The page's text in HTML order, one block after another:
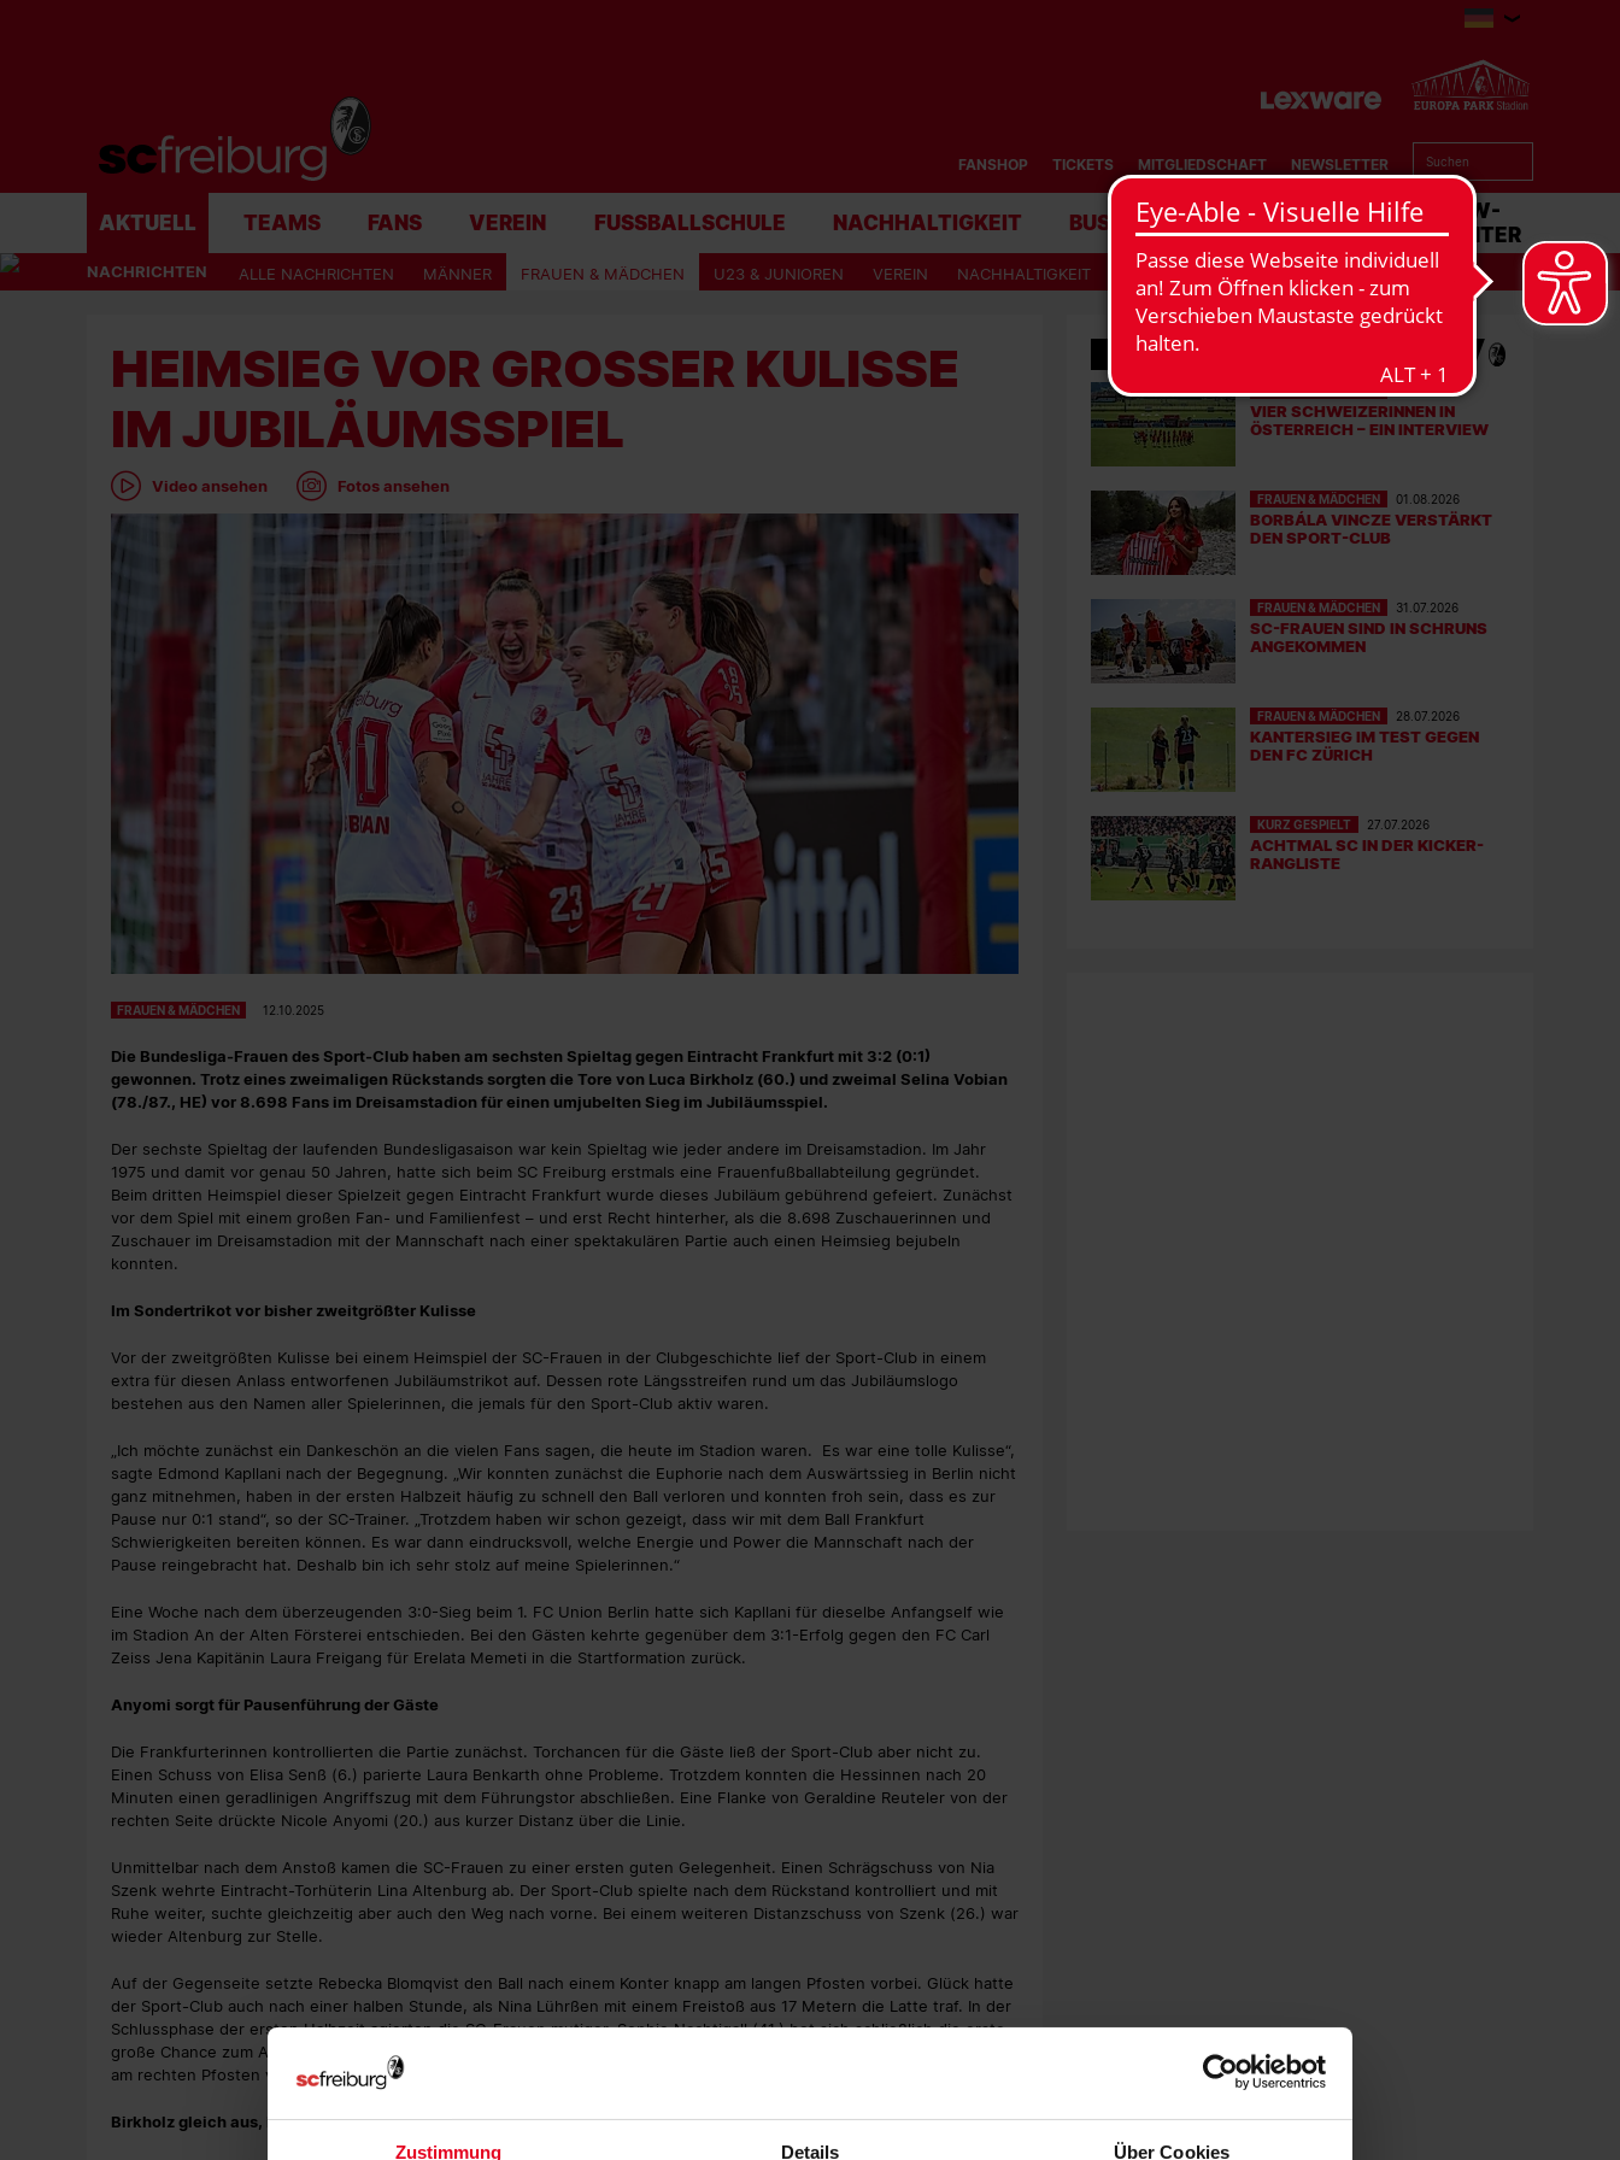
Zustimmung Details Über Cookies
FANSHOP TICKETS MITGLIEDSCHAFT NEWSLETTER
AKTUELL TEAMS FANS VEREIN FUSSBALLSCHULE NACHHALTIGKEIT BUSINESS STADION MATCHCENTER
NACHRICHTEN ALLE NACHRICHTEN MÄNNER FRAUEN & MÄDCHEN U23 & JUNIOREN VEREIN NACHHALTIGKEIT
HEIMSIEG VOR GROSSER KULISSE I
M JUBILÄUMSSPIEL
Video ansehen Fotos ansehen
FRAUEN & MÄDCHEN 12.10.2025
Die Bundesliga-Frauen des Sport-Club haben am sechsten Spieltag gegen Eintracht Frankfurt mit 3:2 (0:1)
gewonnen. Trotz eines zweimaligen Rückstands sorgten die Tore von Luca Birkholz (60.) und zweimal Selina Vobian
(78./87., HE) vor 8.698 Fans im Dreisamstadion für einen umjubelten Sieg im Jubiläumsspiel.
Der sechste Spieltag der laufenden Bundesligasaison war kein Spieltag wie jeder andere im Dreisamstadion. Im Jahr
1975 und damit vor genau 50 Jahren, hatte sich beim SC Freiburg erstmals eine Frauenfußballabteilung gegründet.
Beim dritten Heimspiel dieser Spielzeit gegen Eintracht Frankfurt wurde dieses Jubiläum gebührend gefeiert. Zunächst
vor dem Spiel mit einem großen Fan- und Familienfest – und erst Recht hinterher, als die 8.698 Zuschauerinnen und
Zuschauer im Dreisamstadion mit der Mannschaft nach einer spektakulären Partie auch einen Heimsieg bejubeln
konnten.
Im Sondertrikot vor bisher zweitgrößter Kulisse
Vor der zweitgrößten Kulisse bei einem Heimspiel der SC-Frauen in der Clubgeschichte lief der Sport-Club in einem
extra für diesen Anlass entworfenen Jubiläumstrikot auf. Dessen rote Längsstreifen rund um das Jubiläumslogo
bestehen aus den Namen aller Spielerinnen, die jemals für den Sport-Club aktiv waren.
„Ich möchte zunächst ein Dankeschön an die vielen Fans sagen, die heute im Stadion waren. Es war eine tolle Kulisse“,
sagte Edmond Kapllani nach der Begegnung. „Wir konnten zunächst die Euphorie nach dem Auswärtssieg in Berlin nicht
ganz mitnehmen, haben in der ersten Halbzeit häufig zu schnell den Ball verloren und konnten froh sein, dass es zur
Pause nur 0:1 stand“, so der SC-Trainer. „Trotzdem haben wir schon gezeigt, dass wir mit dem Ball Frankfurt
Schwierigkeiten bereiten können. Es war dann eindrucksvoll, welche Energie und Power die Mannschaft nach der
Pause reingebracht hat. Deshalb bin ich sehr stolz auf meine Spielerinnen.“
Eine Woche nach dem überzeugenden 3:0-Sieg beim 1. FC Union Berlin hatte sich Kapllani für dieselbe Anfangself wie
im Stadion An der Alten Försterei entschieden. Bei den Gästen kehrte gegenüber dem 3:1-Erfolg gegen den FC Carl
Zeiss Jena Kapitänin Laura Freigang für Erelata Memeti in die Startformation zurück.
Anyomi sorgt für Pausenführung der Gäste
Die Frankfurterinnen kontrollierten die Partie zunächst. Torchancen für die Gäste ließ der Sport-Club aber nicht zu.
Einen Schuss von Elisa Senß (6.) parierte Laura Benkarth ohne Probleme. Trotzdem konnten die Hessinnen nach 20
Minuten einen geradlinigen Angriffszug mit dem Führungstor abschließen. Eine Flanke von Geraldine Reuteler von der
rechten Seite drückte Nicole Anyomi (20.) aus kurzer Distanz über die Linie.
Unmittelbar nach dem Anstoß kamen die SC-Frauen zu einer ersten guten Gelegenheit. Einen Schrägschuss von Nia
Szenk wehrte Eintracht-Torhüterin Lina Altenburg ab. Der Sport-Club spielte nach dem Rückstand kontrolliert und mit
Ruhe weiter, suchte gleichzeitig aber auch den Weg nach vorne. Bei einem weiteren Distanzschuss von Szenk (26.) war
wieder Altenburg zur Stelle.
Auf der Gegenseite setzte Rebecka Blomqvist den Ball nach einem Konter knapp am langen Pfosten vorbei. Glück hatte
der Sport-Club auch nach einer halben Stunde, als Nina Lührßen mit einem Freistoß aus 17 Metern die Latte traf. In der
Schlussphase der ersten Halbzeit agierten die SC-Frauen mutiger. Sophie Nachtigall (41.) bot sich schließlich die erste
große Chance zum Ausgleich. Eine flache Hereingabe von Lisa Kolb schoss die Angreiferin per Direktabnahme knapp
am rechten Pfosten vorbei.
Birkholz gleich aus, Memeti trifft für Frankfurt
FRAUEN & MÄDCHEN 05.08.2026
VIER SCHWEIZERINNEN IN
ÖSTERREICH – EIN INTERVIEW
FRAUEN & MÄDCHEN 01.08.2026
BORBÁLA VINCZE VERSTÄRKT
DEN SPORT-CLUB
FRAUEN & MÄDCHEN 31.07.2026
SC-FRAUEN SIND IN SCHRUNS
ANGEKOMMEN
FRAUEN & MÄDCHEN 28.07.2026
KANTERSIEG IM TEST GEGEN
DEN FC ZÜRICH
KURZ GESPIELT 27.07.2026
ACHTMAL SC IN DER KICKER-
RANGLISTE